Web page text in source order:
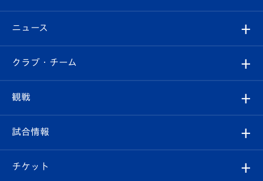
ニュース
すべて
クラブ
試合情報
クラブ・チーム
クラブ概要
観戦
観戦ルール
試合情報
試合日程/結果
チケット